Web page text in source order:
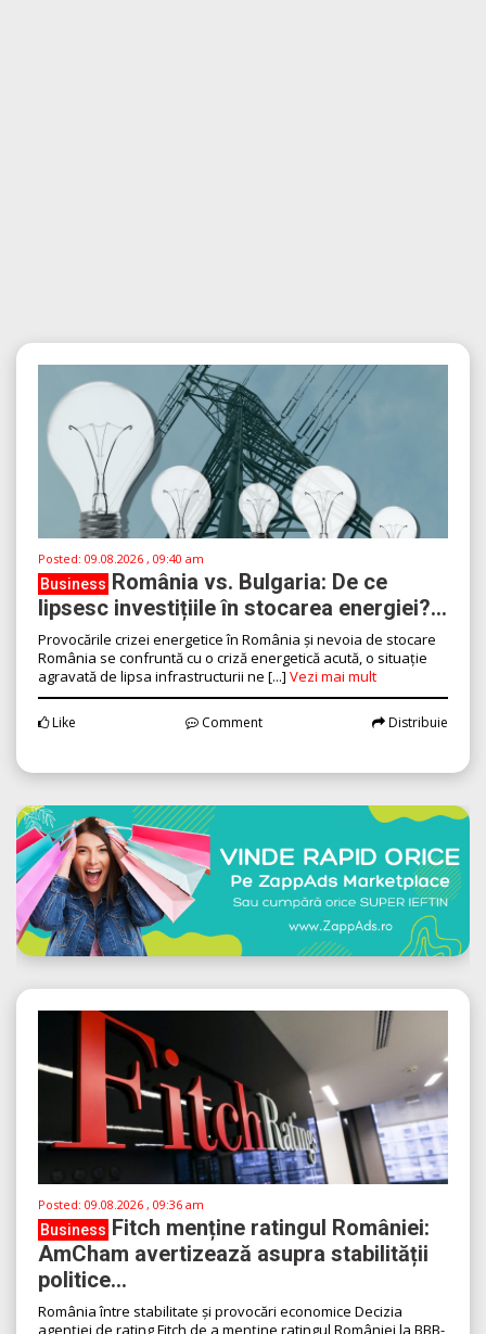
Posted: 09.08.2026 , 09:40 am
Business România vs. Bulgaria: De ce
lipsesc investițiile în stocarea energiei?...
Provocările crizei energetice în România și nevoia de stocare
România se confruntă cu o criză energetică acută, o situație
agravată de lipsa infrastructurii ne [...] Vezi mai mult
Like Comment Distribuie
Posted: 09.08.2026 , 09:36 am
Business Fitch menține ratingul României:
AmCham avertizează asupra stabilității
politice...
România între stabilitate și provocări economice Decizia
agenției de rating Fitch de a menține ratingul României la BBB-,